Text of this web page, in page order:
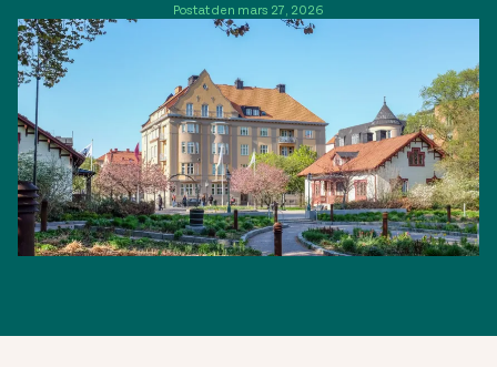
Postat den mars 27, 2026